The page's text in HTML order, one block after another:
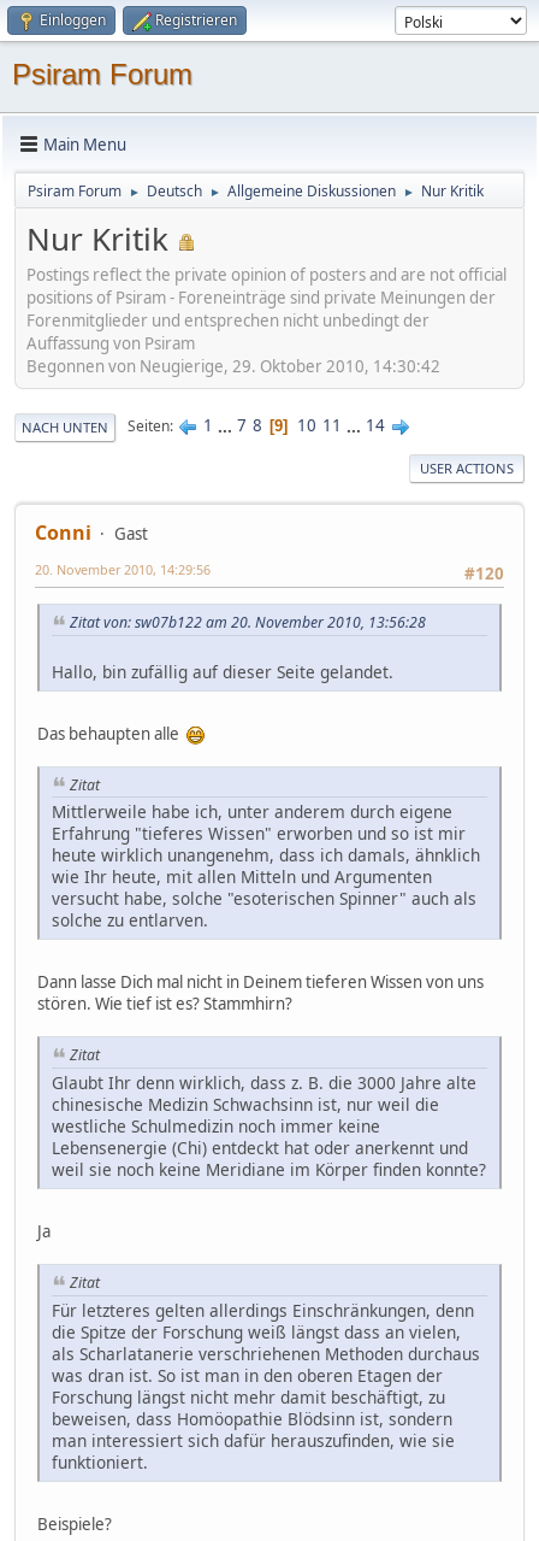
Einloggen Registrieren
Psiram Forum
Main Menu
Psiram Forum ► Deutsch ► Allgemeine Diskussionen ► Nur Kritik
Nur Kritik
Postings reflect the private opinion of posters and are not official
positions of Psiram - Foreneinträge sind private Meinungen der
Forenmitglieder und entsprechen nicht unbedingt der
Auffassung von Psiram
Begonnen von Neugierige, 29. Oktober 2010, 14:30:42
NACH UNTEN Seiten 1 ... 7 8 9 10 11 ... 14
USER ACTIONS
Conni
Gast
#120
20. November 2010, 14:29:56
Zitat von: sw07b122 am 20. November 2010, 13:56:28
Hallo, bin zufällig auf dieser Seite gelandet.
Das behaupten alle
Zitat
Mittlerweile habe ich, unter anderem durch eigene
Erfahrung "tieferes Wissen" erworben und so ist mir
heute wirklich unangenehm, dass ich damals, ähnklich
wie Ihr heute, mit allen Mitteln und Argumenten
versucht habe, solche "esoterischen Spinner" auch als
solche zu entlarven.
Dann lasse Dich mal nicht in Deinem tieferen Wissen von uns
stören. Wie tief ist es? Stammhirn?
Zitat
Glaubt Ihr denn wirklich, dass z. B. die 3000 Jahre alte
chinesische Medizin Schwachsinn ist, nur weil die
westliche Schulmedizin noch immer keine
Lebensenergie (Chi) entdeckt hat oder anerkennt und
weil sie noch keine Meridiane im Körper finden konnte?
Ja
Zitat
Für letzteres gelten allerdings Einschränkungen, denn
die Spitze der Forschung weiß längst dass an vielen,
als Scharlatanerie verschriehenen Methoden durchaus
was dran ist. So ist man in den oberen Etagen der
Forschung längst nicht mehr damit beschäftigt, zu
beweisen, dass Homöopathie Blödsinn ist, sondern
man interessiert sich dafür herauszufinden, wie sie
funktioniert.
Beispiele?